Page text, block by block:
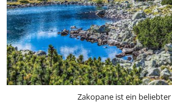
Zakopane ist ein